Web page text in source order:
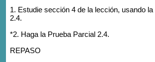
1. Estudie sección 4 de la lección, usando
2.4.
*2. Haga la Prueba Parcial 2.4.
REPASO